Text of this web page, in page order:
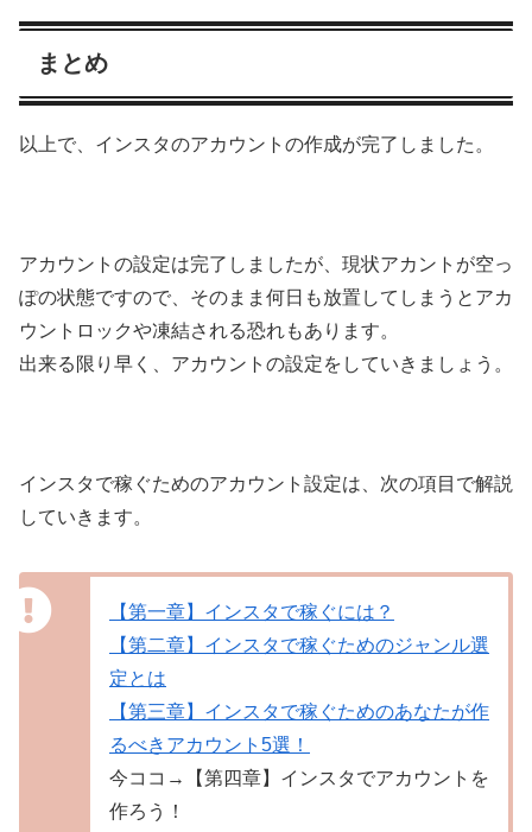
まとめ
以上で、インスタのアカウントの作成が完了しました。
アカウントの設定は完了しましたが、現状アカントが空っ
ぽの状態ですので、そのまま何日も放置してしまうとアカ
ウントロックや凍結される恐れもあります。
出来る限り早く、アカウントの設定をしていきましょう。
インスタで稼ぐためのアカウント設定は、次の項目で解説
していきます。
【第一章】インスタで稼ぐには？
【第二章】インスタで稼ぐためのジャンル選
定とは
【第三章】インスタで稼ぐためのあなたが作
るべきアカウント5選！
今ココ→【第四章】インスタでアカウントを
作ろう！